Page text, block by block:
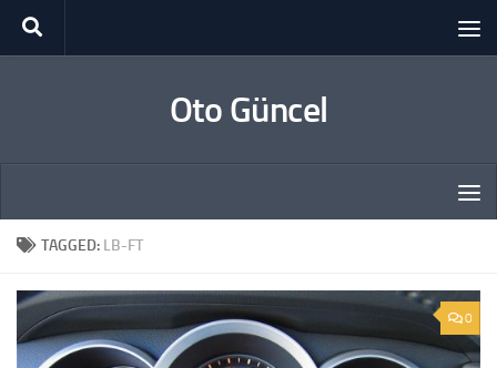
Skip to content
Oto Güncel
TAGGED: LB-FT
0